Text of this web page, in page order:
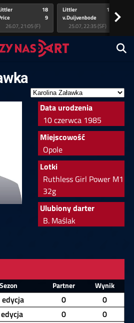
18
9
26.07, 21:05 (F)
Littler
v.Duijvenbode
17
25.07, 22:35 (SF)
>
Data urodzenia
10 czerwca 1985
Miejscowość
Opole
Lotki
Ruthless Girl Power M1
32g
Ulubiony darter
B. Maślak
Sezon Partner Wynik
edycja 0
0
0
0